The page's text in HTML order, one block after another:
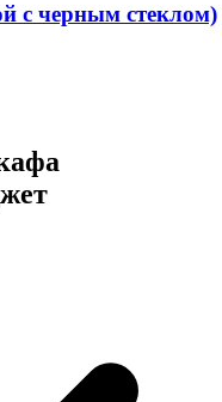
с черным стеклом)